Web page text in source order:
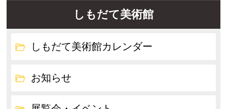
しもだて美術館
しもだて美術館カレンダー
お知らせ